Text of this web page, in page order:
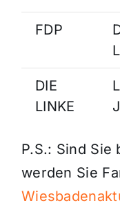
FDP
DIE
LINKE
P.S.: Sind Sie
werden Sie